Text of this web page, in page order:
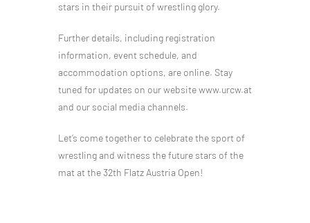
stars in their pursuit of wrestling glory.
Further details, including registration
information, event schedule, and
accommodation options, are online. Stay
tuned for updates on our website www.urcw.at
and our social media channels.
Let’s come together to celebrate the sport of
wrestling and witness the future stars of the
mat at the 32th Flatz Austria Open!